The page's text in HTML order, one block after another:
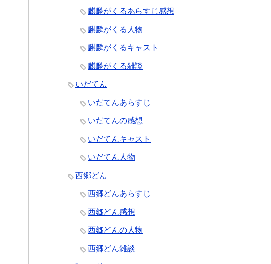
麒麟がくるあらすじ感想
麒麟がくる人物
麒麟がくるキャスト
麒麟がくる雑談
いだてん
いだてんあらすじ
いだてんの感想
いだてんキャスト
いだてん人物
西郷どん
西郷どんあらすじ
西郷どん感想
西郷どんの人物
西郷どん雑談